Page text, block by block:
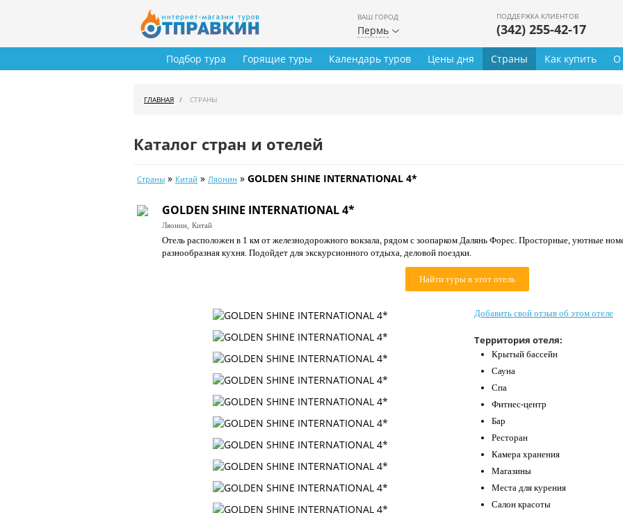
ВАШ ГОРОД
Пермь
ПОДДЕРЖКА КЛИЕНТОВ
(342) 255-42-17
Подбор тура Горящие туры Календарь туров Цены дня Страны Как купить О
ГЛАВНАЯ СТРАНЫ
Каталог стран и отелей
Страны » Китай » Ляонин » GOLDEN SHINE INTERNATIONAL 4*
GOLDEN SHINE INTERNATIONAL 4*
Ляонин, Китай
Отель расположен в 1 км от железнодорожного вокзала, рядом с зоопарком Далянь Форес. Просторные, уютные
разнообразная кухня. Подойдет для экскурсионного отдыха, деловой поездки.
Найти туры в этот отель
Добавить свой отзыв об этом отеле
Территория отеля:
Крытый бассейн
Сауна
Спа
Фитнес-центр
Бар
Ресторан
Камера хранения
Магазины
Места для курения
Салон красоты